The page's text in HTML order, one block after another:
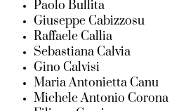
Paolo Bullita
Giuseppe Cabizzosu
Raffaele Callia
Sebastiana Calvia
Gino Calvisi
Maria Antonietta Canu
Michele Antonio Corona